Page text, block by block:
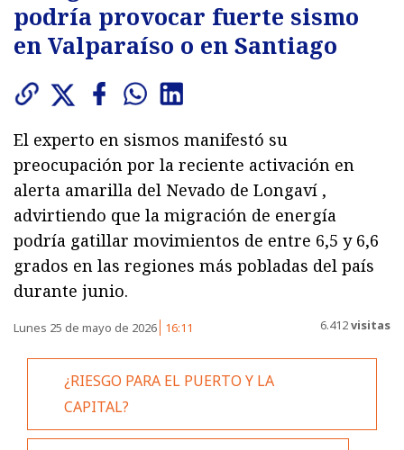
podría provocar fuerte sismo
en Valparaíso o en Santiago
El experto en sismos manifestó su
preocupación por la reciente activación en
alerta amarilla del Nevado de Longaví ,
advirtiendo que la migración de energía
podría gatillar movimientos de entre 6,5 y 6,6
grados en las regiones más pobladas del país
durante junio.
Lunes 25 de mayo de 2026 16:11 6.412visitas
¿RIESGO PARA EL PUERTO Y LA
CAPITAL?